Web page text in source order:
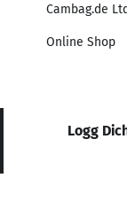
Cambag.de Ltd
Online Shop
Logg